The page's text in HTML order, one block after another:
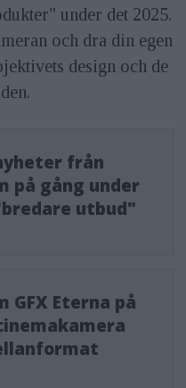
under det 2025.
och dra din egen
design och de
från
på gång under
utbud"
GFX Eterna på